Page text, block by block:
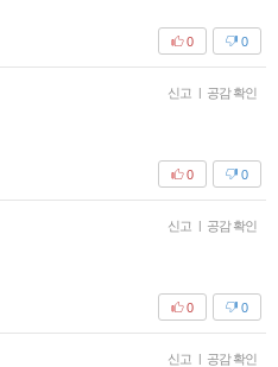
0
0
신고 | 공감 확인
0
0
신고 | 공감 확인
0
0
신고 | 공감 확인